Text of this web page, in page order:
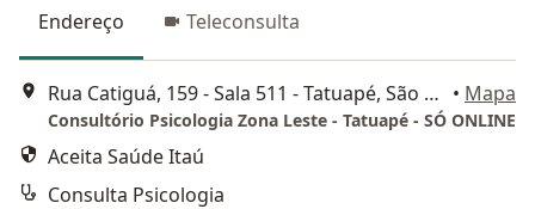
Endereço Teleconsulta
Rua Catiguá, 159 - Sala 511 - Tatuapé, São Paulo - SP,, • Mapa
Consultório Psicologia Zona Leste - Tatuapé - SÓ ONLINE
Aceita Saúde Itaú
Consulta Psicologia